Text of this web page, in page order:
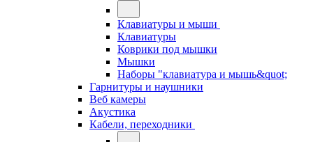
Клавиатуры и мыши
Клавиатуры
Коврики под мышки
Мышки
Наборы "клавиатура и мышь&quot;
Гарнитуры и наушники
Веб камеры
Акустика
Кабели, переходники